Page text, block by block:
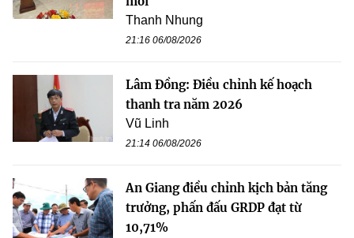
Thanh Nhung
21:16 06/08/2026
Lâm Đồng: Điều chỉnh kế hoạch
thanh tra năm 2026
Vũ Linh
21:14 06/08/2026
An Giang điều chỉnh kịch bản tăng
trưởng, phấn đấu GRDP đạt từ
10,71%